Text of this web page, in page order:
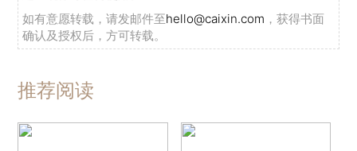
如有意愿转载，请发邮件至hello@caixin.com ，获得书面
确认及授权后，方可转载。
推荐阅读